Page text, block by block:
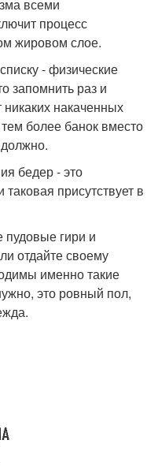
всеми
процесс
жировом слое.
- физические
запомнить раз и
накаченных
более банок вместо
бедер - это
присутствует в
гири и
отдайте своему
именно такие
это ровный пол,